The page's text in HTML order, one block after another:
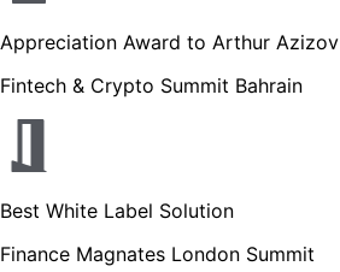
Appreciation Award to Arthur Azizov
Fintech & Crypto Summit Bahrain
Best White Label Solution
Finance Magnates London Summit